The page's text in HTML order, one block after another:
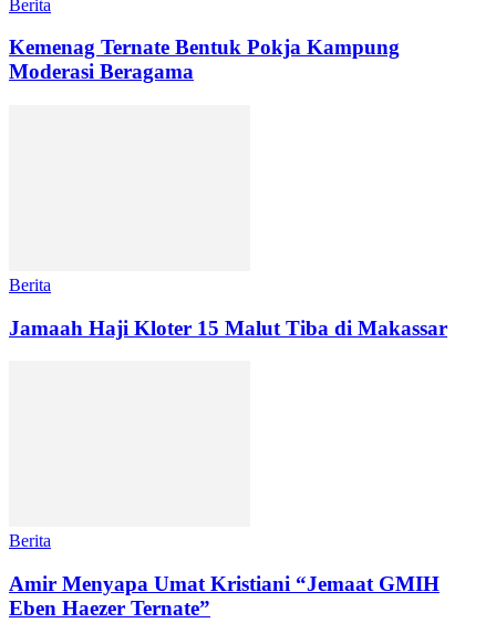
Berita
Kemenag Ternate Bentuk Pokja Kampung
Moderasi Beragama
Berita
Jamaah Haji Kloter 15 Malut Tiba di Makassar
Berita
Amir Menyapa Umat Kristiani “Jemaat GMIH
Eben Haezer Ternate”